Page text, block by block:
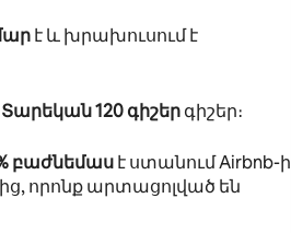
է և խրախուսում է
Տարեկան 120 գիշերգիշեր։
բաժնեմասէ ստանում Airbnb-ի
որոնք արտացոլված են